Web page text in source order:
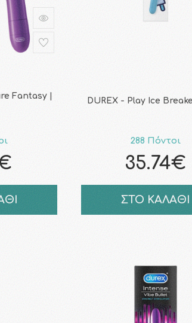
Fantasy |
DUREX - Play Ice
288 Πόντοι
35.74€
ΣΤΟ ΚΑΛΑΘΙ